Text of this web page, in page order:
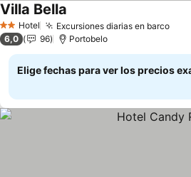
2 Estrellas
Hotel Excursiones diarias en barcoVer
Villa Bella
6,0 96 Portobelo
Elige fechas para ver los precios